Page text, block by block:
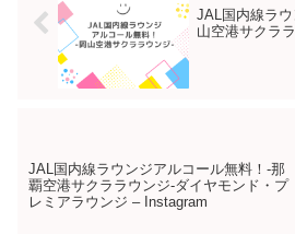
JAL国内線ラ
山空港サクラ
JAL国内線ラウンジアルコール無料！-那
覇空港サクララウンジ-ダイヤモンド・プ
レミアラウンジ – Instagram